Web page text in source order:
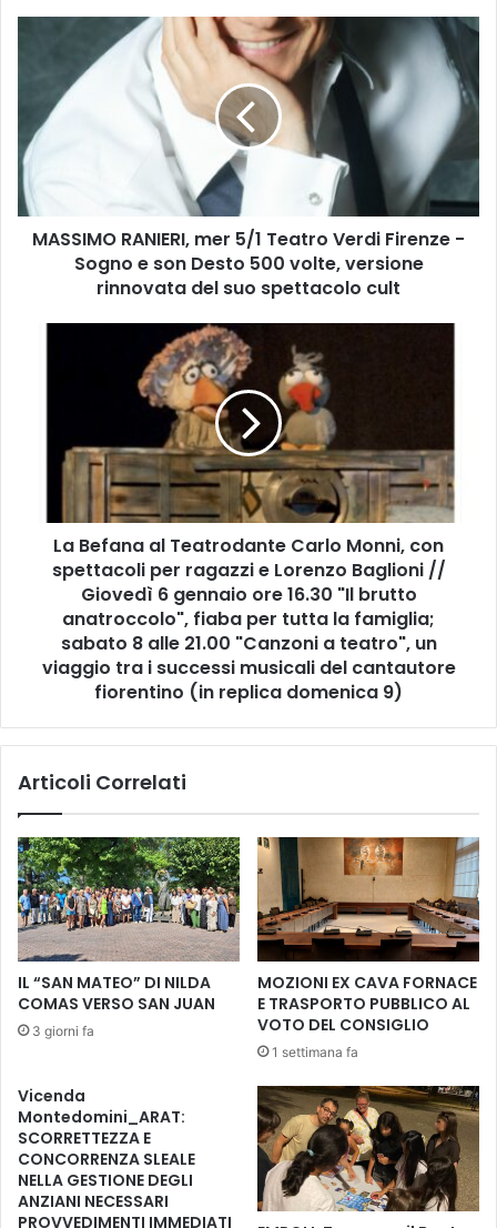
M
O
R
A
d
i
F
r
e
n
z
e
-
S
o
g
n
s
o
n
D
e
s
MASSIMO RANIERI, mer 5/1 Teatro Verdi Firenze -
Sogno e son Desto 500 volte, versione
rinnovata del suo spettacolo cult
a
t
C
a
r
l
o
M
o
n
n
i
o
n
s
p
e
t
La Befana al Teatrodante Carlo Monni, con
spettacoli per ragazzi e Lorenzo Baglioni //
Giovedì 6 gennaio ore 16.30 "Il brutto
anatroccolo", fiaba per tutta la famiglia;
sabato 8 alle 21.00 "Canzoni a teatro", un
viaggio tra i successi musicali del cantautore
fiorentino (in replica domenica 9)
Articoli Correlati
IL “SAN MATEO” DI NILDA
COMAS VERSO SAN JUAN
3 giorni fa
MOZIONI EX CAVA FORNACE
E TRASPORTO PUBBLICO AL
VOTO DEL CONSIGLIO
1 settimana fa
Vicenda
Montedomini_ARAT:
SCORRETTEZZA E
CONCORRENZA SLEALE
NELLA GESTIONE DEGLI
ANZIANI NECESSARI
PROVVEDIMENTI IMMEDIATI